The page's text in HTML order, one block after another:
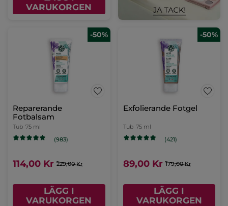
VARUKORGEN
-50%
Reparerande
Fotbalsam
Tub 75 ml
(983)
114,00 Kr 229,00 Kr
LÄGG I
VARUKORGEN
-50%
Exfolierande Fotgel
Tub 75 ml
(421)
89,00 Kr 179,00 Kr
LÄGG I
VARUKORGEN